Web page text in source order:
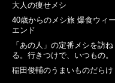
大人の痩せメシ
40歳からのメシ旅 爆食ウィ
エンド
「あの人」の定番メシを訪ね
る。行きつけで、いつもの。
稲田俊輔のうまいものだらけ